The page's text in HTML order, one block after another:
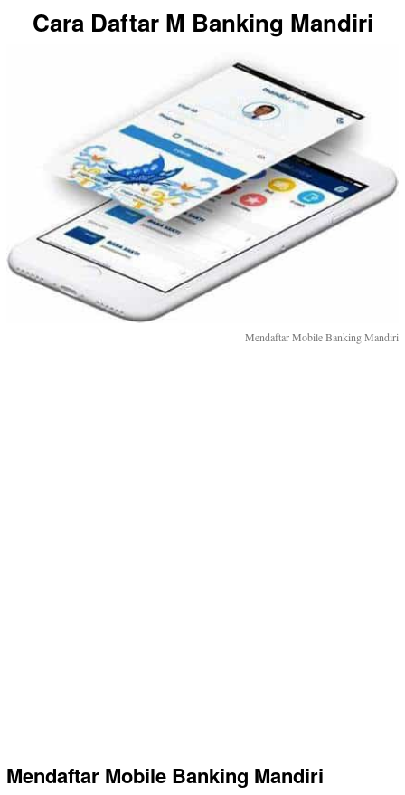
Cara Daftar M Banking Mandiri
Mendaftar Mobile Banking Mandiri
Mendaftar Mobile Banking Mandiri